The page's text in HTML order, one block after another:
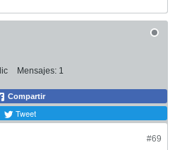
Mensajes: 1
Compartir
Tweet
#69